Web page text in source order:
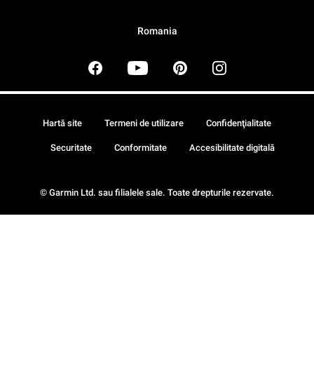
Romania
© Garmin Ltd. sau filialele sale. Toate drepturile rezervate.
Hartă site Termeni de utilizare Confidenţialitate
Securitate Conformitate Accesibilitate digitală